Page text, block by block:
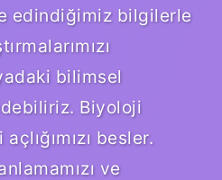
edindiğimiz bilgilerle
bilimsel
Biyoloji
besler.
ve